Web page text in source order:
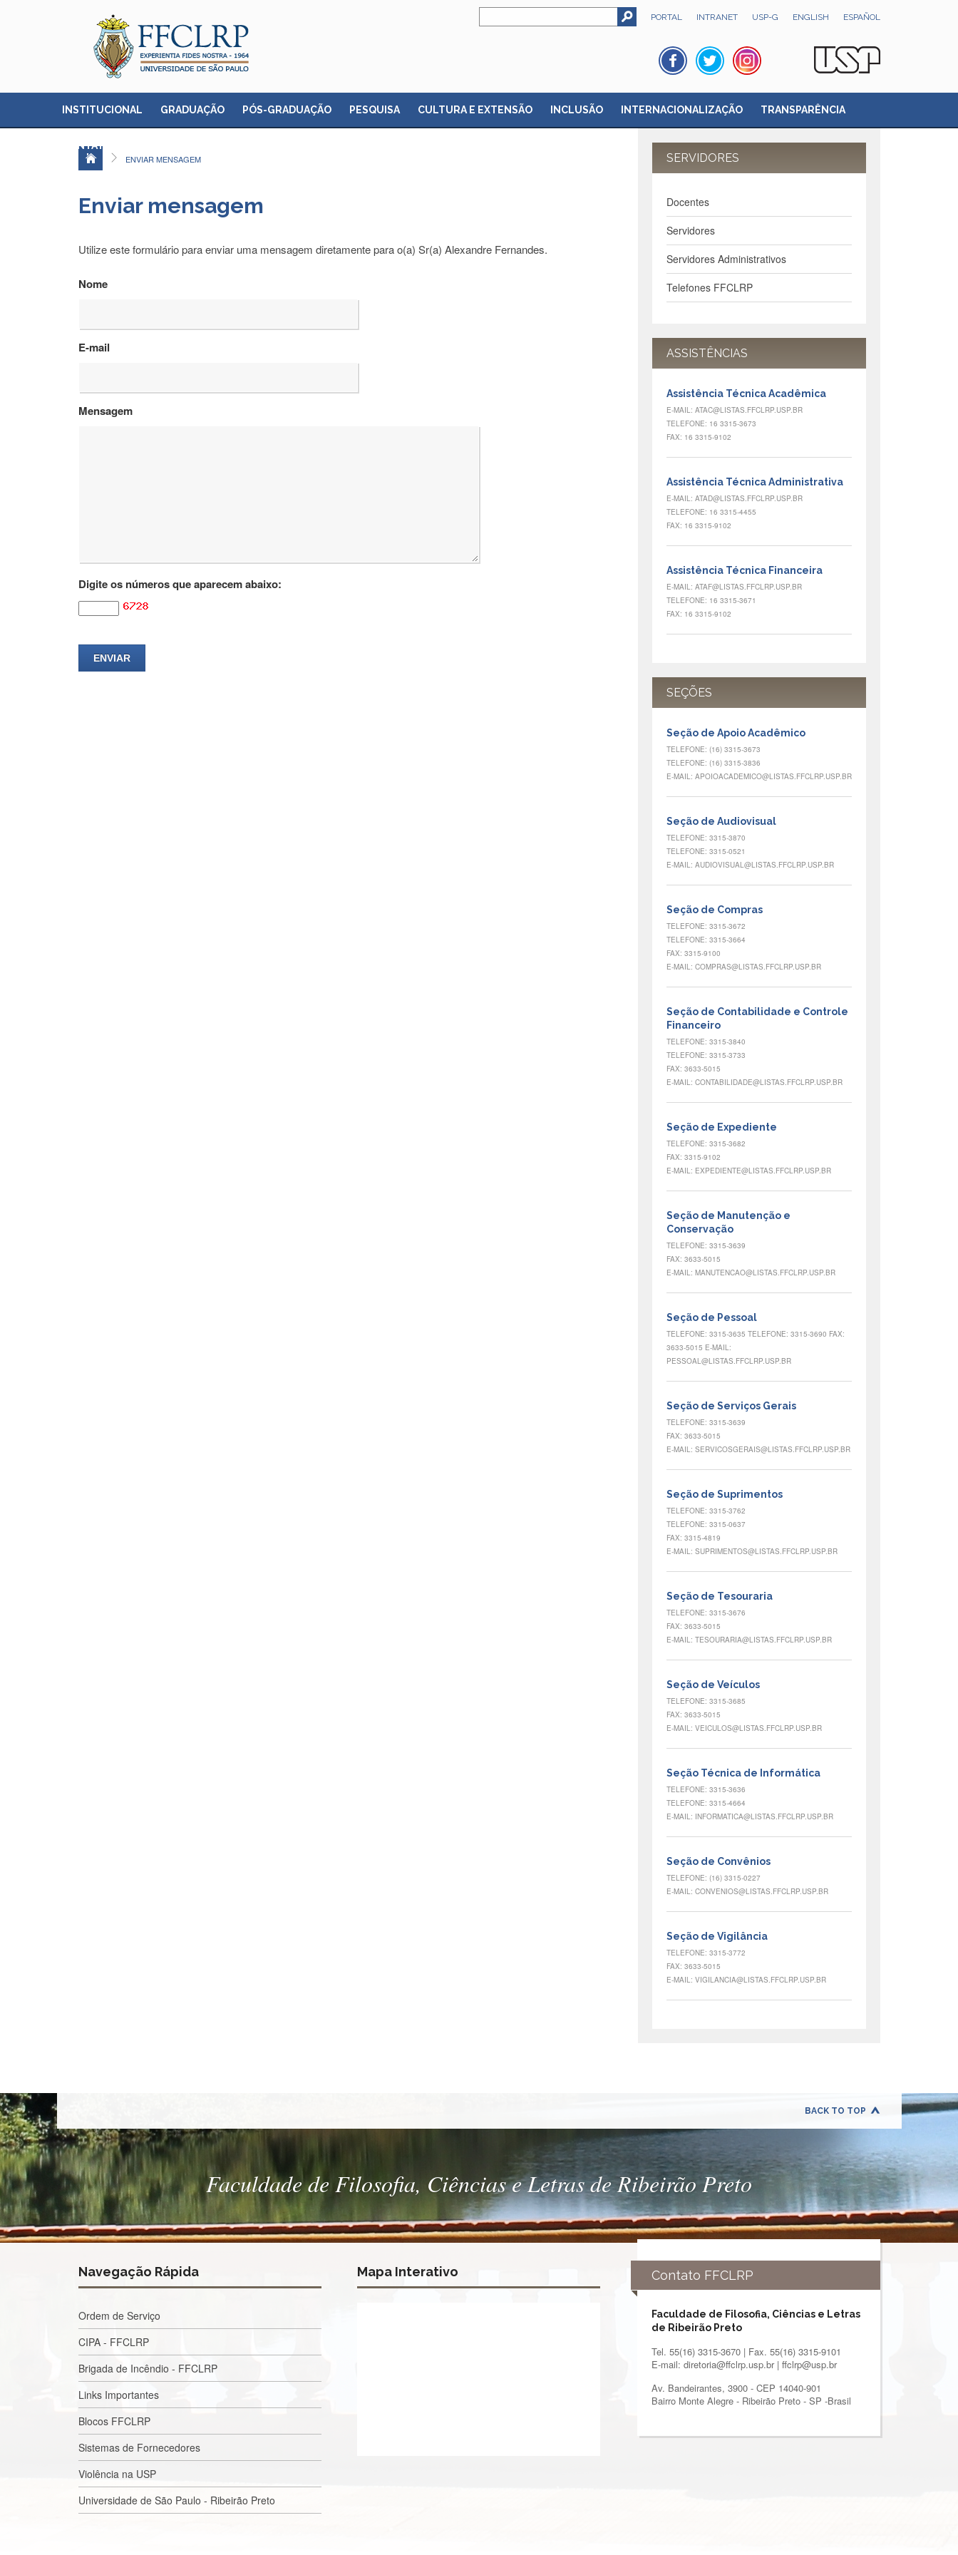
PORTAL INTRANET USP-G ENGLISH ESPAÑOL
INSTITUCIONAL GRADUAÇÃO PÓS-GRADUAÇÃO PESQUISA CULTURA E EXTENSÃO INCLUSÃO INTERNACIONALIZAÇÃO TRANSPARÊNCIA
CONTATO
ENVIAR MENSAGEM
Enviar mensagem
Utilize este formulário para enviar uma mensagem diretamente para o(a) Sr(a) Alexandre Fernandes.
Nome
E-mail
Mensagem
Digite os números que aparecem abaixo:
SERVIDORES
Docentes
Servidores
Servidores Administrativos
Telefones FFCLRP
ASSISTÊNCIAS
Assistência Técnica Acadêmica
E-MAIL: ATAC@LISTAS.FFCLRP.USP.BR
TELEFONE: 16 3315-3673
FAX: 16 3315-9102
Assistência Técnica Administrativa
E-MAIL: ATAD@LISTAS.FFCLRP.USP.BR
TELEFONE: 16 3315-4455
FAX: 16 3315-9102
Assistência Técnica Financeira
E-MAIL: ATAF@LISTAS.FFCLRP.USP.BR
TELEFONE: 16 3315-3671
FAX: 16 3315-9102
SEÇÕES
Seção de Apoio Acadêmico
TELEFONE: (16) 3315-3673
TELEFONE: (16) 3315-3836
E-MAIL: APOIOACADEMICO@LISTAS.FFCLRP.USP.BR
Seção de Audiovisual
TELEFONE: 3315-3870
TELEFONE: 3315-0521
E-MAIL: AUDIOVISUAL@LISTAS.FFCLRP.USP.BR
Seção de Compras
TELEFONE: 3315-3672
TELEFONE: 3315-3664
FAX: 3315-9100
E-MAIL: COMPRAS@LISTAS.FFCLRP.USP.BR
Seção de Contabilidade e Controle
Financeiro
TELEFONE: 3315-3840
TELEFONE: 3315-3733
FAX: 3633-5015
E-MAIL: CONTABILIDADE@LISTAS.FFCLRP.USP.BR
Seção de Expediente
TELEFONE: 3315-3682
FAX: 3315-9102
E-MAIL: EXPEDIENTE@LISTAS.FFCLRP.USP.BR
Seção de Manutenção e
Conservação
TELEFONE: 3315-3639
FAX: 3633-5015
E-MAIL: MANUTENCAO@LISTAS.FFCLRP.USP.BR
Seção de Pessoal
TELEFONE: 3315-3635 TELEFONE: 3315-3690 FAX:
3633-5015 E-MAIL:
PESSOAL@LISTAS.FFCLRP.USP.BR
Seção de Serviços Gerais
TELEFONE: 3315-3639
FAX: 3633-5015
E-MAIL: SERVICOSGERAIS@LISTAS.FFCLRP.USP.BR
Seção de Suprimentos
TELEFONE: 3315-3762
TELEFONE: 3315-0637
FAX: 3315-4819
E-MAIL: SUPRIMENTOS@LISTAS.FFCLRP.USP.BR
Seção de Tesouraria
TELEFONE: 3315-3676
FAX: 3633-5015
E-MAIL: TESOURARIA@LISTAS.FFCLRP.USP.BR
Seção de Veículos
TELEFONE: 3315-3685
FAX: 3633-5015
E-MAIL: VEICULOS@LISTAS.FFCLRP.USP.BR
Seção Técnica de Informática
TELEFONE: 3315-3636
TELEFONE: 3315-4664
E-MAIL: INFORMATICA@LISTAS.FFCLRP.USP.BR
Seção de Convênios
TELEFONE: (16) 3315-0227
E-MAIL: CONVENIOS@LISTAS.FFCLRP.USP.BR
Seção de Vigilância
TELEFONE: 3315-3772
FAX: 3633-5015
E-MAIL: VIGILANCIA@LISTAS.FFCLRP.USP.BR
BACK TO TOP
Faculdade de Filosofia, Ciências e Letras de Ribeirão Preto
Navegação Rápida
Ordem de Serviço
CIPA - FFCLRP
Brigada de Incêndio - FFCLRP
Links Importantes
Blocos FFCLRP
Sistemas de Fornecedores
Violência na USP
Universidade de São Paulo - Ribeirão Preto
Mapa Interativo Contato FFCLRP
Faculdade de Filosofia, Ciências e Letras
de Ribeirão Preto
Tel. 55(16) 3315-3670 | Fax. 55(16) 3315-9101
E-mail: diretoria@ffclrp.usp.br | ffclrp@usp.br
Av. Bandeirantes, 3900 - CEP 14040-901
Bairro Monte Alegre - Ribeirão Preto - SP -Brasil